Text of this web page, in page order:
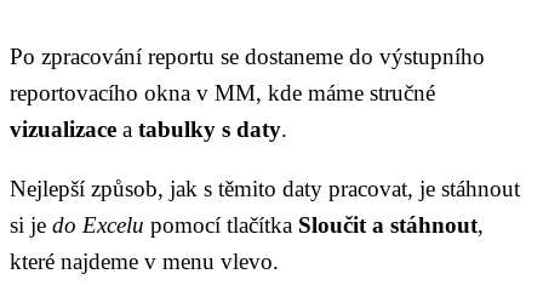
Po zpracování reportu se dostaneme do výstupního
reportovacího okna v MM, kde máme stručné
vizualizace a tabulky s daty.
Nejlepší způsob, jak s těmito daty pracovat, je stáhnout
si je do Excelu pomocí tlačítka Sloučit a stáhnout,
které najdeme v menu vlevo.